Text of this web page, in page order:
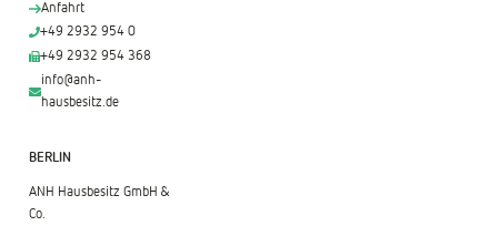
Anfahrt
+49 2932 954 0
+49 2932 954 368
info@anh-
hausbesitz.de
BERLIN
ANH Hausbesitz GmbH &
Co.